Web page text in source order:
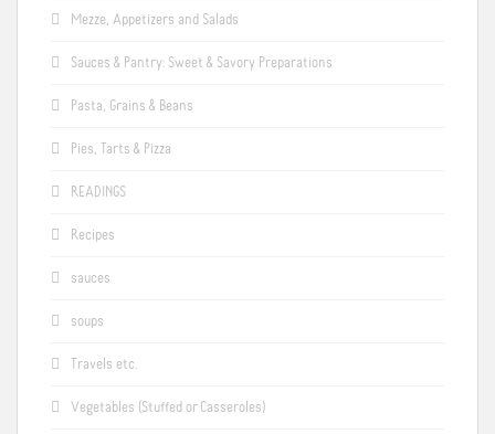
Mezze, Appetizers and Salads
Sauces & Pantry: Sweet & Savory Preparations
Pasta, Grains & Beans
Pies, Tarts & Pizza
READINGS
Recipes
sauces
soups
Travels etc.
Vegetables (Stuffed or Casseroles)